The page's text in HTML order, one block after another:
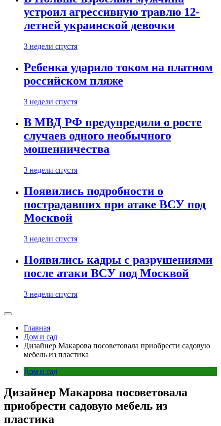
устроил агрессивную травлю 12-
летней украинской девочки
3 недели спустя
Ребенка ударило током на платном
российском пляже
3 недели спустя
В МВД РФ предупредили о росте
случаев одного необычного
мошенничества
3 недели спустя
Появились подробности о
пострадавших при атаке ВСУ под
Москвой
3 недели спустя
Появились кадры с разрушениями
после атаки ВСУ под Москвой
3 недели спустя
Главная
Дом и сад
Дизайнер Макарова посоветовала приобрести садовую
мебель из пластика
Дом и сад
Дизайнер Макарова посоветовала
приобрести садовую мебель из
пластика